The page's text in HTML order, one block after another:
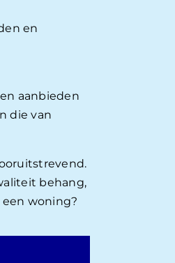
en
aanbieden
die van
behang,
woning?